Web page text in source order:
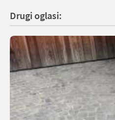
Drugi oglasi: